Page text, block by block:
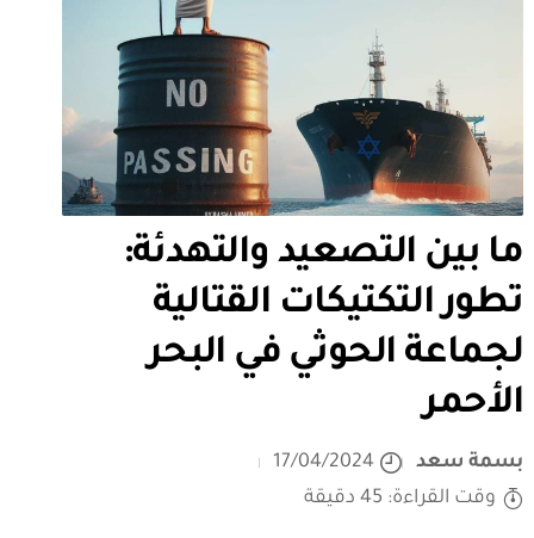
ما بين التصعيد والتهدئة:
تطور التكتيكات القتالية
لجماعة الحوثي في البحر
الأحمر
بسمة سعد
17/04/2024
وقت القراءة: 45 دقيقة